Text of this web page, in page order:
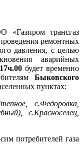
трансгаз
ремонтных
давления, с целью
аварийных
будет временно
Быковского
пунктах:
с.Федоровка,
с.Красноселец,
потребителей газа